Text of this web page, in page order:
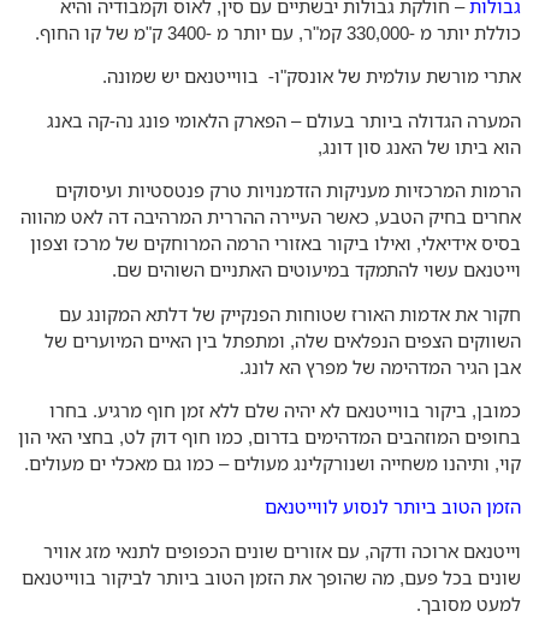
– חולקת גבולות יבשתיים עם סין, לאוס וקמבודיה והיא
מ -330,000 קמ"ר, עם יותר מ -3400 ק"מ של קו החוף.
מורשת עולמית של אונסק"ו- בווייטנאם יש שמונה.
הגדולה ביותר בעולם – הפארק הלאומי פונג נה-קה באנג
ביתו של האנג סון דונג,
המרכזיות מעניקות הזדמנויות טרק פנטסטיות ועיסוקים
בחיק הטבע, כאשר העיירה ההררית המרהיבה דה לאט מהווה
אידיאלי, ואילו ביקור באזורי הרמה המרוחקים של מרכז וצפון
עשוי להתמקד במיעוטים האתניים השוהים שם.
את אדמות האורז שטוחות הפנקייק של דלתא המקונג עם
הצפים הנפלאים שלה, ומתפתל בין האיים המיוערים של
הגיר המדהימה של מפרץ הא לונג.
ביקור בווייטנאם לא יהיה שלם ללא זמן חוף מרגיע. בחרו
המוזהבים המדהימים בדרום, כמו חוף דוק לט, בחצי האי הון
ותיהנו משחייה ושנורקלינג מעולים – כמו גם מאכלי ים מעולים.
הטוב ביותר לנסוע לווייטנאם
ארוכה ודקה, עם אזורים שונים הכפופים לתנאי מזג אוויר
בכל פעם, מה שהופך את הזמן הטוב ביותר לביקור בווייטנאם
מסובך.